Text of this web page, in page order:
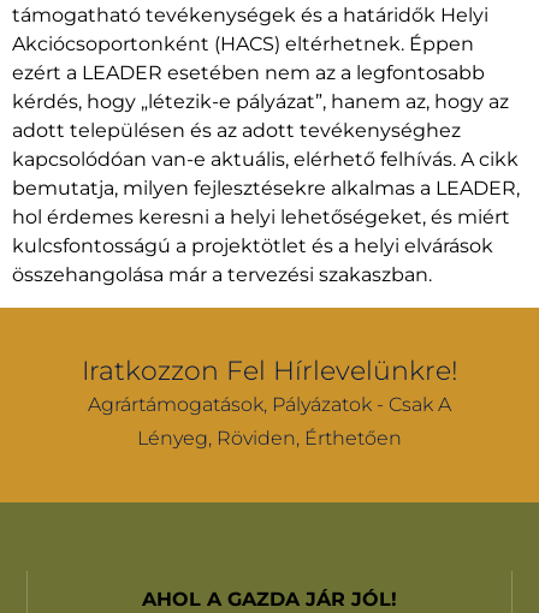
támogatható tevékenységek és a határidők Helyi
Akciócsoportonként (HACS) eltérhetnek. Éppen
ezért a LEADER esetében nem az a legfontosabb
kérdés, hogy „létezik-e pályázat”, hanem az, hogy az
adott településen és az adott tevékenységhez
kapcsolódóan van-e aktuális, elérhető felhívás. A cikk
bemutatja, milyen fejlesztésekre alkalmas a LEADER,
hol érdemes keresni a helyi lehetőségeket, és miért
kulcsfontosságú a projektötlet és a helyi elvárások
összehangolása már a tervezési szakaszban.
Iratkozzon Fel Hírlevelünkre!
Agrártámogatások, Pályázatok - Csak A
Lényeg, Röviden, Érthetően
AHOL A GAZDA JÁR JÓL!